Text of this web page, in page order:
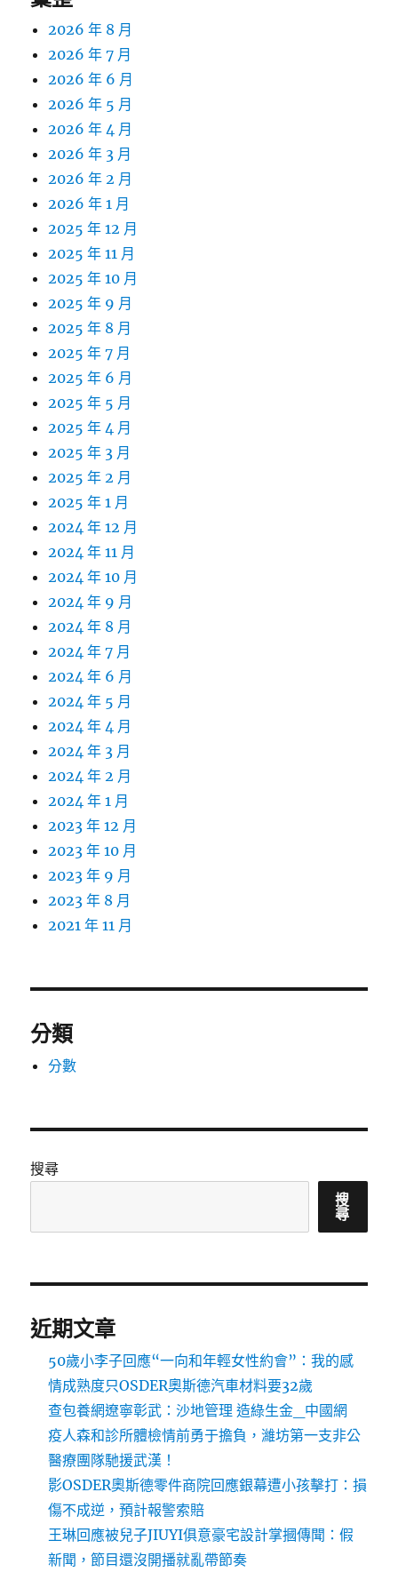
2026 年 8 月
2026 年 7 月
2026 年 6 月
2026 年 5 月
2026 年 4 月
2026 年 3 月
2026 年 2 月
2026 年 1 月
2025 年 12 月
2025 年 11 月
2025 年 10 月
2025 年 9 月
2025 年 8 月
2025 年 7 月
2025 年 6 月
2025 年 5 月
2025 年 4 月
2025 年 3 月
2025 年 2 月
2025 年 1 月
2024 年 12 月
2024 年 11 月
2024 年 10 月
2024 年 9 月
2024 年 8 月
2024 年 7 月
2024 年 6 月
2024 年 5 月
2024 年 4 月
2024 年 3 月
2024 年 2 月
2024 年 1 月
2023 年 12 月
2023 年 10 月
2023 年 9 月
2023 年 8 月
2021 年 11 月
分類
分數
搜尋
搜
尋
近期文章
50歲小李子回應“一向和年輕女性約會”：我的感
情成熟度只OSDER奧斯德汽車材料要32歲
查包養網遼寧彰武：沙地管理 造綠生金_中國網
疫人森和診所體檢情前勇于擔負，濰坊第一支非公
醫療團隊馳援武漢！
影OSDER奧斯德零件商院回應銀幕遭小孩擊打：損
傷不成逆，預計報警索賠
王琳回應被兒子JIUYI俱意豪宅設計掌摑傳聞：假
新聞，節目還沒開播就亂帶節奏